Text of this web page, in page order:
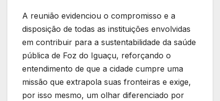
A reunião evidenciou o compromisso e a
disposição de todas as instituições envolvidas
em contribuir para a sustentabilidade da saúde
pública de Foz do Iguaçu, reforçando o
entendimento de que a cidade cumpre uma
missão que extrapola suas fronteiras e exige,
por isso mesmo, um olhar diferenciado por